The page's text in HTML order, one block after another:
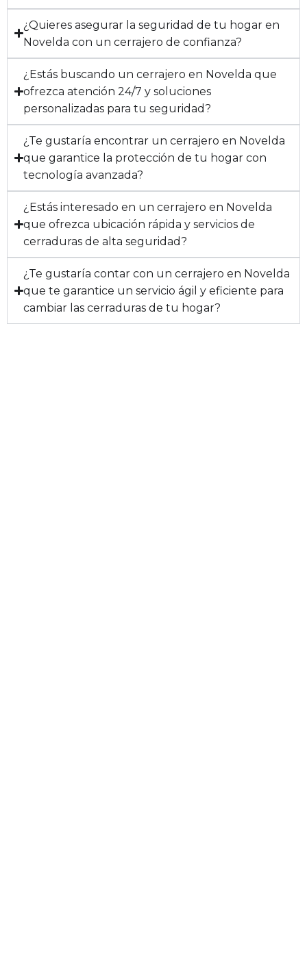
¿Quieres asegurar la seguridad de tu hogar en
Novelda con un cerrajero de confianza?
¿Estás buscando un cerrajero en Novelda que
ofrezca atención 24/7 y soluciones
personalizadas para tu seguridad?
¿Te gustaría encontrar un cerrajero en Novelda
que garantice la protección de tu hogar con
tecnología avanzada?
¿Estás interesado en un cerrajero en Novelda
que ofrezca ubicación rápida y servicios de
cerraduras de alta seguridad?
¿Te gustaría contar con un cerrajero en Novelda
que te garantice un servicio ágil y eficiente para
cambiar las cerraduras de tu hogar?